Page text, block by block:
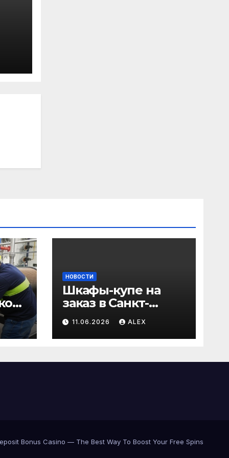
и
НОВОСТИ
Шкафы-купе на
заказ в Санкт-
Петербурге от
производителя по
доступным ценам
11.06.2026 ALEX
Bonus Casino — The Best Way To Boost Your Free Spins